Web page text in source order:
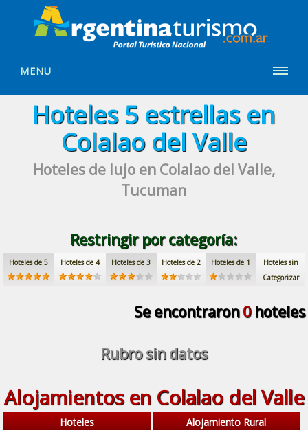
MENU
Hoteles 5 estrellasen
Colalao del Valle
Hoteles de lujoen Colalao del Valle,
Tucuman
Restringir por categoría:
Hoteles de 5 Hoteles de 4 Hoteles de 3 Hoteles de 2 Hoteles de 1
Hoteles sin
Categorizar
Se encontraron0hoteles
Rubro sin datos
Alojamientos en Colalao del Valle
Hoteles
Alojamiento Rural